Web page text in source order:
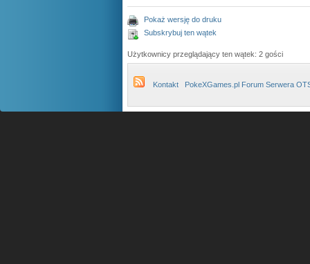
Pokaż wersję do druku
Subskrybuj ten wątek
Użytkownicy przeglądający ten wątek: 2 gości
Kontakt PokeXGames.pl Forum Serwera